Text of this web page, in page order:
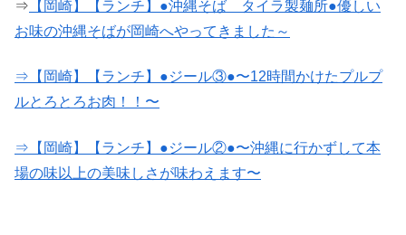
⇒ 【岡崎】【ランチ】●沖縄そば タイラ製麺所●優しい
お味の沖縄そばが岡崎へやってきました～
⇒【岡崎】【ランチ】●ジール③●〜12時間かけたプルプ
ルとろとろお肉！！〜
⇒【岡崎】【ランチ】●ジール②●〜沖縄に行かずして本
場の味以上の美味しさが味わえます〜